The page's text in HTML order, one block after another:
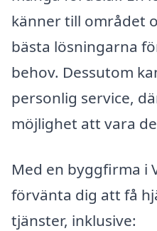
känner till området
bästa lösningarna
behov. Dessutom
personlig service,
möjlighet att vara
Med en byggfirma i
förvänta dig att få
tjänster, inklusive: